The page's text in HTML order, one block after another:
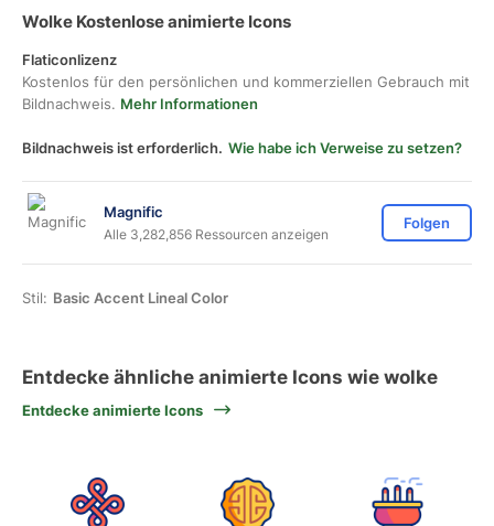
Wolke Kostenlose animierte Icons
Flaticonlizenz
Kostenlos für den persönlichen und kommerziellen Gebrauch mit
Bildnachweis. Mehr Informationen
Bildnachweis ist erforderlich. Wie habe ich Verweise zu setzen?
Magnific
Alle 3,282,856 Ressourcen anzeigen
Folgen
Stil: Basic Accent Lineal Color
Entdecke ähnliche animierte Icons wie wolke
Entdecke animierte Icons